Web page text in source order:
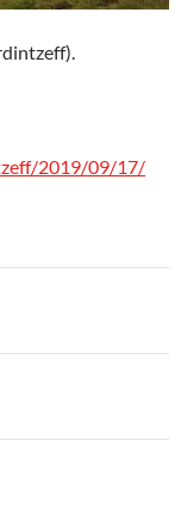
2019/09/17/